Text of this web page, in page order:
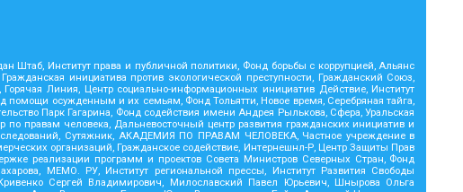
Штаб, Институт права и публичной политики, Фонд борьбы с коррупцией, Альянс
инициатива против экологической преступности, Гражданский Союз,
Линия, Центр социально-информационных инициатив Действие, Институт
осужденным и их семьям, Фонд Тольятти, Новое время, Серебряная тайга,
Парк Гагарина, Фонд содействия имени Андрея Рылькова, Сфера, Уральская
правам человека, Дальневосточный центр развития гражданских инициатив и
Сутяжник, АКАДЕМИЯ ПО ПРАВАМ ЧЕЛОВЕКА, Частное учреждение в
организаций, Гражданское содействие, Интернешнл-Р, Центр Защиты Прав
реализации программ и проектов Совета Министров Северных Стран, Фонд
МЕМО. РУ, Институт региональной прессы, Институт Развития Свободы
Сергей Владимирович, Милославский Павел Юрьевич, Шнырова Ольга